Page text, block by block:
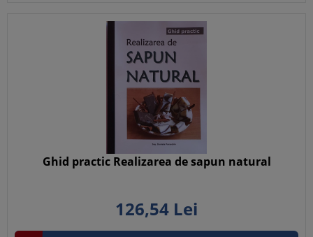
Ghid practic Realizarea de sapun natural
126,54 Lei